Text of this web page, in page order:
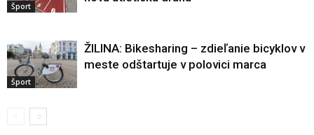
Šport
Šport
ŽILINA: Bikesharing – zdieľanie bicyklov v
meste odštartuje v polovici marca